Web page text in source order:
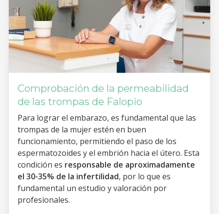
Comprobación de la permeabilidad
de las trompas de Falopio
Para lograr el embarazo, es fundamental que las
trompas de la mujer estén en buen
funcionamiento, permitiendo el paso de los
espermatozoides y el embrión hacia el útero. Esta
condición es responsable de aproximadamente
el 30-35% de la infertilidad, por lo que es
fundamental un estudio y valoración por
profesionales.